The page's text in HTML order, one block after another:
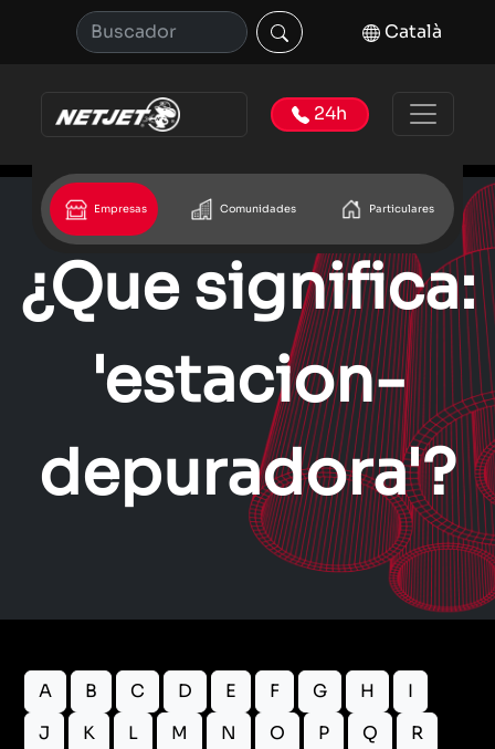
Català
24h
Empresas Comunidades Particulares
¿Que significa:
'estacion-
depuradora'?
A B C D E F G H
I
J
K L M N O P Q
R